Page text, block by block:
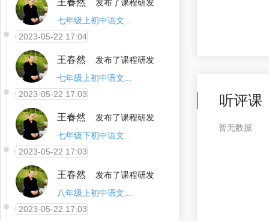
王春然
发布了课程研发
七年级上初中语文...
2023-05-22 17:03
王春然
发布了课程研发
七年级下初中语文...
2023-05-22 17:03
王春然
发布了课程研发
八年级上初中语文...
2023-05-22 17:03
王春然
发布了课程研发
八年级下初中语文...
2023-05-22 17:02
听评课
暂无数据